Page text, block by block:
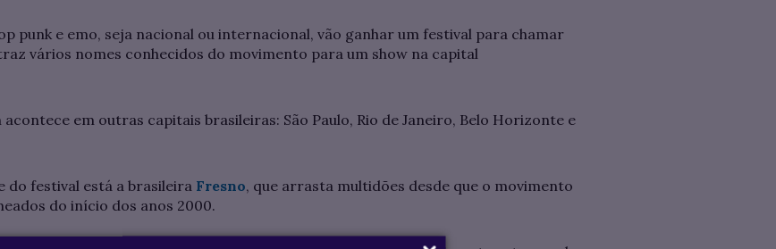
punk e emo, seja nacional ou internacional, vão ganhar um festival para chamar
vários nomes conhecidos do movimento para um show na capital
em outras capitais brasileiras: São Paulo, Rio de Janeiro, Belo Horizonte e
do festival está a brasileira Fresno, que arrasta multidões desde que o movimento
do início dos anos 2000.